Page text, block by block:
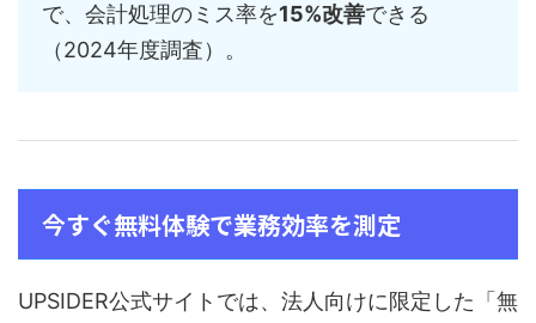
で、会計処理のミス率を15%改善できる
（2024年度調査）。
今すぐ無料体験で業務効率を測定
UPSIDER公式サイトでは、法人向けに限定した「無